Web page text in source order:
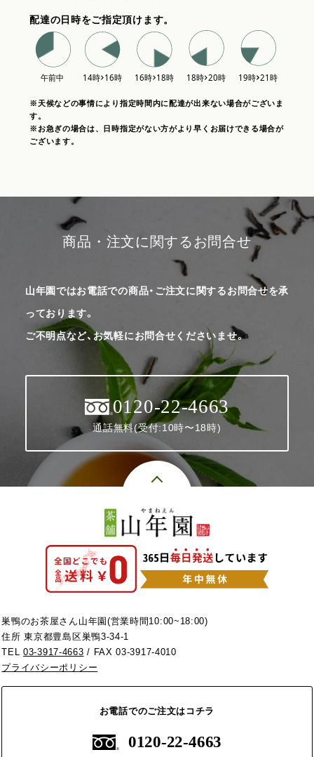
配達の日時をご指定頂けます。
※天候などの事情により指定時間内に配達が出来ない場合がございま
す。
※お急ぎの場合は、日時指定がない方がより早くお届けできる場合が
ございます。
商品・注文に関するお問合せ
山年園ではお電話での商品・ご注文に関するお問合せを承
っております。
ご不明点など、お気軽にお問合せくださいませ。
0120-22-4663
通話無料(受付:10時〜18時)
巣鴨のお茶屋さん山年園(営業時間10:00~18:00)
住所 東京都豊島区巣鴨3-34-1
TEL03-3917-4663 / FAX 03-3917-4010
プライバシーポリシー
お電話でのご注文はコチラ
0120-22-4663